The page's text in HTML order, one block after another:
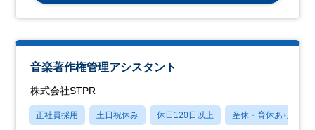
音楽著作権管理アシスタント
株式会社STPR
正社員採用 土日祝休み 休日120日以上 産休・育休あり